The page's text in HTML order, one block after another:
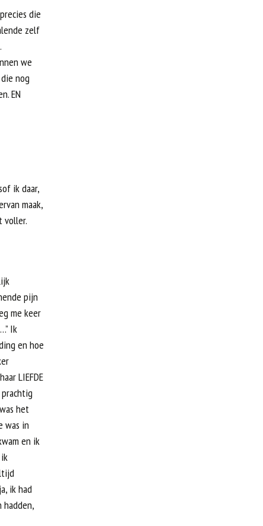
die
zelf
we
nog
EN
ik daar,
maak,
voller.
pijn
me keer
Ik
en hoe
LIEFDE
het
was in
en ik
ik had